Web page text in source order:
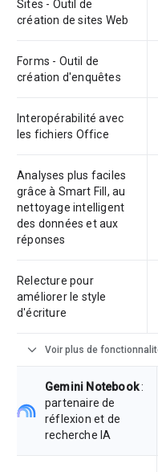
Sites - Outil de
création de sites Web
Forms - Outil de
création d'enquêtes
Interopérabilité avec
les fichiers Office
Analyses plus faciles
grâce à Smart Fill, au
nettoyage intelligent
des données et aux
réponses
Relecture pour
améliorer le style
d'écriture
expand_more Voir plus de
Gemini Notebook:
partenaire de
réflexion et de
recherche IA